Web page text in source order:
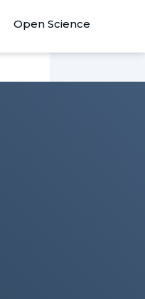
Open Science